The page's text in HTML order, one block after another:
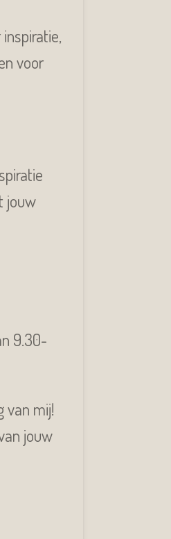
voor
jouw
9.30-
van mij!
jouw